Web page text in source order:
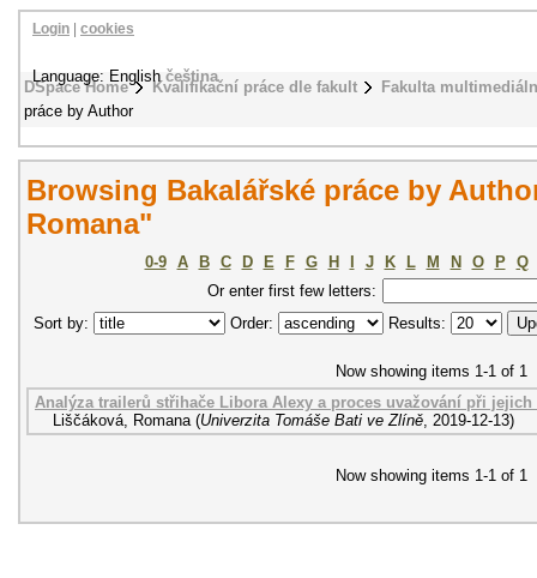
DSpace Home Kvalifikační práce dle fakult
Fakulta
práce by Author
Login cookies
Language: Englishčeština
Browsing Bakalářské práce by
Romana"
0-9 A B C D E F G H J K L M N O P
Q
Or enter first few letters:
Sort by:
Order: Results:
Now showing items 1-1 of 1
Analýza trailerů střihače Libora Alexy a proces uvažování při jejich
Liščáková, Romana (Univerzita Tomáše Bati ve Zlíně, 2019-12-13)
Now showing items 1-1 of 1